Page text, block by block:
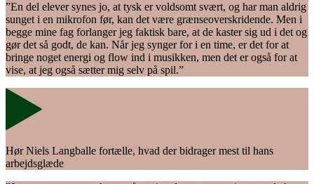
”En del elever synes jo, at tysk er voldsomt svært, og har man aldrig
sunget i en mikrofon før, kan det være grænseoverskridende. Men i
begge mine fag forlanger jeg faktisk bare, at de kaster sig ud i det og
gør det så godt, de kan. Når jeg synger for i en time, er det for at
bringe noget energi og flow ind i musikken, men det er også for at
vise, at jeg også sætter mig selv på spil.”
Hør Niels Langballe fortælle, hvad der bidrager mest til hans
arbejdsglæde